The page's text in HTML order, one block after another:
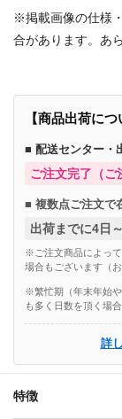
※掲載画像の仕様
合があります。あ
【商品出荷につ
■ 配送センター・
ご注文完了（ご
■ 複数点ご注文で
出荷までに4日
※ご注文商品によっ
場合もございます（
※繁忙期（年末年始
も多く日数を頂く場
詳
特徴